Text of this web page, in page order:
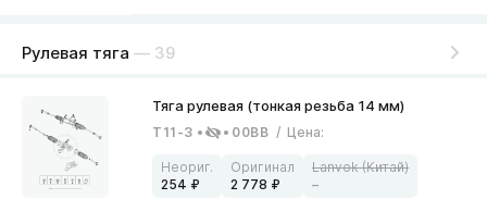
Рулевая тяга — 39
T11-3 00BB / Цена:
254 2 778 –